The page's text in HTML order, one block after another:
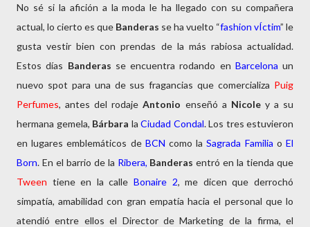
No sé si la afición a la moda le ha llegado con su compañera
actual, lo cierto es que Banderas se ha vuelto “fashion vÍctim” le
gusta vestir bien con prendas de la más rabiosa actualidad.
Estos días Banderas se encuentra rodando en Barcelona un
nuevo spot para una de sus fragancias que comercializa Puig
Perfumes, antes del rodajeAntonio enseñó a Nicole y a su
hermana gemela, Bárbara la Ciudad Condal. Los tres estuvieron
en lugares emblemáticos deBCN como laSagrada Familia oEl
Born. En el barrio de la Ribera, Banderas entró en la tienda que
Tween tiene en la calle Bonaire 2, me dicen que derrochó
simpatía, amabilidad con gran empatía hacia el personal que lo
atendió entre ellos el Director de Marketing de la firma, el